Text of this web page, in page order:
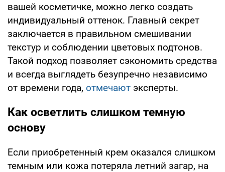
вашей косметичке, можно легко создать
индивидуальный оттенок. Главный секрет
заключается в правильном смешивании
текстур и соблюдении цветовых подтонов.
Такой подход позволяет сэкономить средства
и всегда выглядеть безупречно независимо
от времени года, отмечают эксперты.
Как осветлить слишком темную
основу
Если приобретенный крем оказался слишком
темным или кожа потеряла летний загар, на